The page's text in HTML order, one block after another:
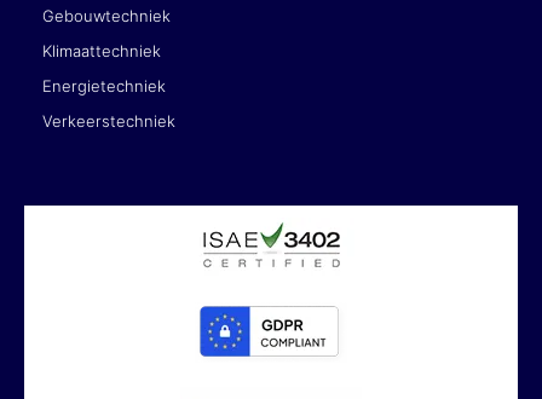
Gebouwtechniek
Klimaattechniek
Energietechniek
Verkeerstechniek